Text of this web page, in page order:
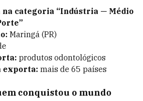
na categoria “Indústria — Médio
Maringá (PR)
produtos odontológicos
exporta: mais de 65 países
conquistou o mundo